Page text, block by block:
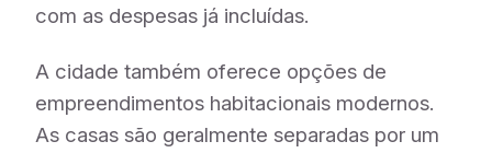
com as despesas já incluídas.
A cidade também oferece opções de
empreendimentos habitacionais modernos.
As casas são geralmente separadas por um